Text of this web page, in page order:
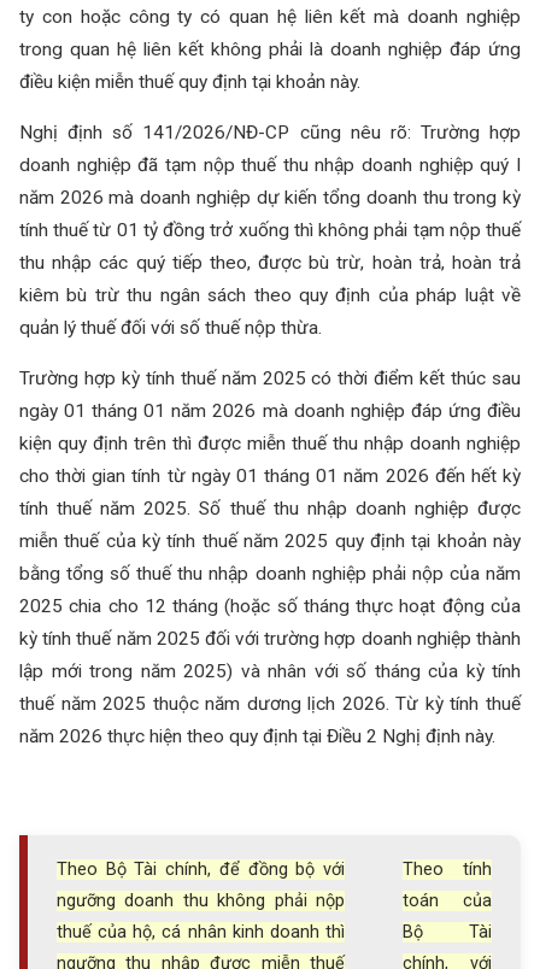
ty con hoặc công ty có quan hệ liên kết mà doanh nghiệp
trong quan hệ liên kết không phải là doanh nghiệp đáp ứng
điều kiện miễn thuế quy định tại khoản này.
Nghị định số 141/2026/NĐ-CP cũng nêu rõ: Trường hợp
doanh nghiệp đã tạm nộp thuế thu nhập doanh nghiệp quý I
năm 2026 mà doanh nghiệp dự kiến tổng doanh thu trong kỳ
tính thuế từ 01 tỷ đồng trở xuống thì không phải tạm nộp thuế
thu nhập các quý tiếp theo, được bù trừ, hoàn trả, hoàn trả
kiêm bù trừ thu ngân sách theo quy định của pháp luật về
quản lý thuế đối với số thuế nộp thừa.
Trường hợp kỳ tính thuế năm 2025 có thời điểm kết thúc sau
ngày 01 tháng 01 năm 2026 mà doanh nghiệp đáp ứng điều
kiện quy định trên thì được miễn thuế thu nhập doanh nghiệp
cho thời gian tính từ ngày 01 tháng 01 năm 2026 đến hết kỳ
tính thuế năm 2025. Số thuế thu nhập doanh nghiệp được
miễn thuế của kỳ tính thuế năm 2025 quy định tại khoản này
bằng tổng số thuế thu nhập doanh nghiệp phải nộp của năm
2025 chia cho 12 tháng (hoặc số tháng thực hoạt động của
kỳ tính thuế năm 2025 đối với trường hợp doanh nghiệp thành
lập mới trong năm 2025) và nhân với số tháng của kỳ tính
thuế năm 2025 thuộc năm dương lịch 2026. Từ kỳ tính thuế
năm 2026 thực hiện theo quy định tại Điều 2 Nghị định này.
Theo Bộ Tài chính, để đồng bộ với
ngưỡng doanh thu không phải nộp
thuế của hộ, cá nhân kinh doanh thì
ngưỡng thu nhập được miễn thuế
Theo tính
toán của
Bộ Tài
chính, với